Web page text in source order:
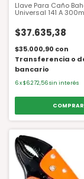
Llave Para Caño
Universal 141 A
$37.635,38
$35.000,90 con
Transferencia o
bancario
6x$6.272,56sin interés